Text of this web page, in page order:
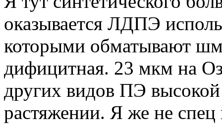
оказывается ЛДПЭ
которыми обматывают
дифицитная. 23 мкм на
других видов ПЭ
растяжении. Я же не спец